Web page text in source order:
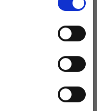
DROPS PRO CIRCUS
ALUMINIUM 13 CM
(2.00-12.00 MM)
Zugang zu